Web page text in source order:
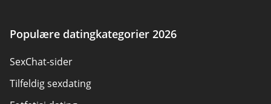
Om oss
Populære datingkategorier 2026
SexChat-sider
Tilfeldig sexdating